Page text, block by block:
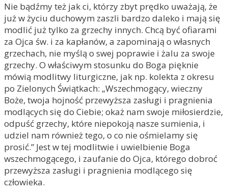
Nie bądźmy też jak ci, którzy zbyt prędko uważają, że
już w życiu duchowym zaszli bardzo daleko i mają się
modlić już tylko za grzechy innych. Chcą być ofiarami
za Ojca św. i za kapłanów, a zapominają o własnych
grzechach, nie myślą o swej poprawie i żalu za swoje
grzechy. O właściwym stosunku do Boga pięknie
mówią modlitwy liturgiczne, jak np. kolekta z okresu
po Zielonych Świątkach: „Wszechmogący, wieczny
Boże, twoja hojność przewyższa zasługi i pragnienia
modlących się do Ciebie; okaż nam swoje miłosierdzie,
odpuść grzechy, które niepokoją nasze sumienia, i
udziel nam również tego, o co nie ośmielamy się
prosić.” Jest w tej modlitwie i uwielbienie Boga
wszechmogącego, i zaufanie do Ojca, którego dobroć
przewyższa zasługi i pragnienia modlącego się
człowieka.